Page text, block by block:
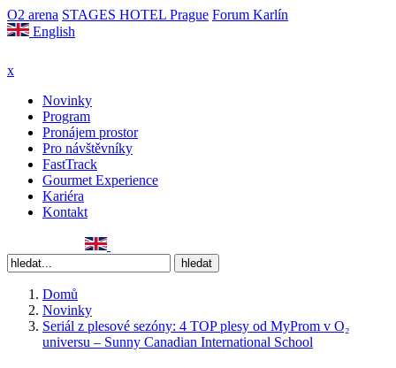
O2 arena STAGES HOTEL Prague Forum Karlín
English
x
Novinky
Program
Pronájem prostor
Pro návštěvníky
FastTrack
Gourmet Experience
Kariéra
Kontakt
Domů
Novinky
Seriál z plesové sezóny: 4 TOP plesy od MyProm v O₂
universu – Sunny Canadian International School